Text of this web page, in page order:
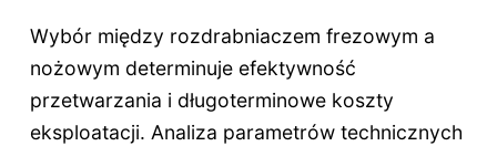
Wybór między rozdrabniaczem frezowym a
nożowym determinuje efektywność
przetwarzania i długoterminowe koszty
eksploatacji. Analiza parametrów technicznych